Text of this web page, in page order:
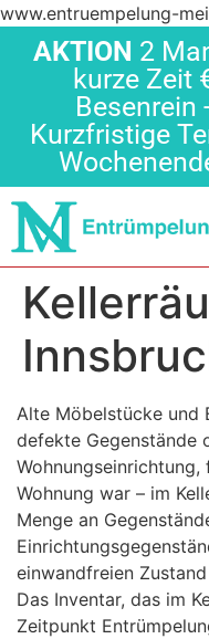
www.entruempelung-
AKTION 2
kurze Zeit
Besenrein
Kurzfristige
Alte Möbelstücke und
defekte Gegenstände
Wohnung war – im
Menge an
einwandfreien
Das Inventar, das im
Zeitpunkt